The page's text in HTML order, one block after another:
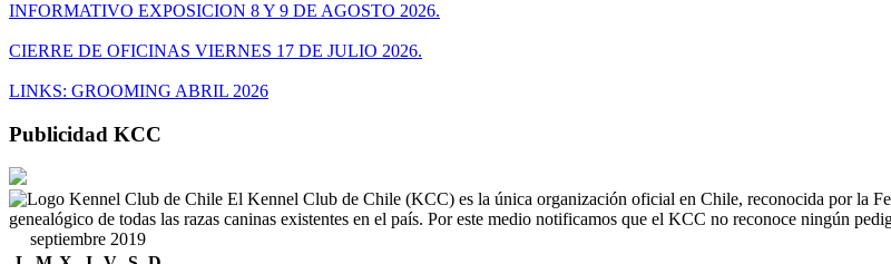
INFORMATIVO EXPOSICION 8 Y 9 DE AGOSTO 2026.
CIERRE DE OFICINAS VIERNES 17 DE JULIO 2026.
LINKS: GROOMING ABRIL 2026
Publicidad KCC
El Kennel Club de Chile (KCC) es la única organización oficial en Chile, reconocida por la
genealógico de todas las razas caninas existentes en el país. Por este medio notificamos que el KCC no reconoce ningún
septiembre 2019